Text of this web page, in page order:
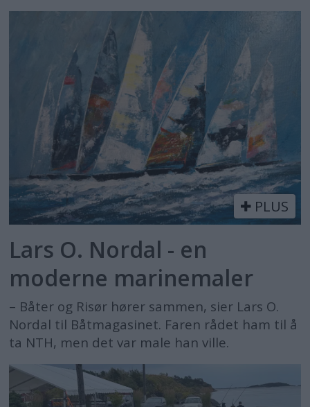
PLUS
Lars O. Nordal - en
moderne marinemaler
– Båter og Risør hører sammen, sier Lars O.
Nordal til Båtmagasinet. Faren rådet ham til å
ta NTH, men det var male han ville.